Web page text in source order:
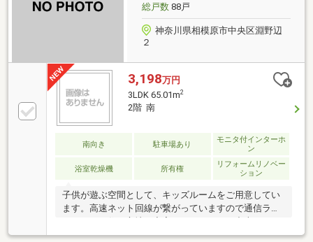
総戸数88戸
神奈川県相模原市中央区淵野辺
２
3,198万円
3LDK 65.01m2
2階 南
南向き 駐車場あり
モニタ付インターホ
ン
浴室乾燥機 所有権
リフォームリノベー
ション
子供が遊ぶ空間として、キッズルームをご用意してい
ます。高速ネット回線が繋がっていますので通信ラク
ョンです。南向きの物件のご紹介です。専有面積は